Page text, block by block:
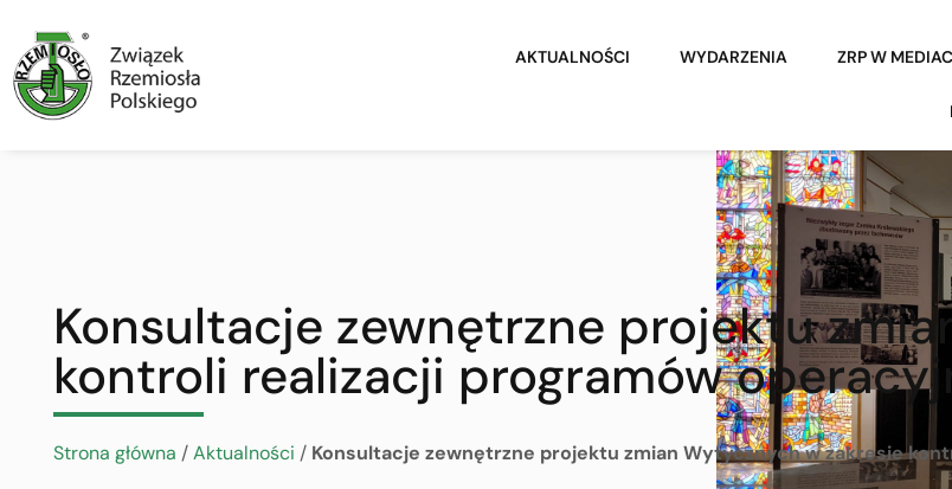
AKTUALNOŚCI WYDARZENIA ZRP W
Konsultacje zewnętrzne projektu
kontroli realizacji programów
Strona główna /Aktualności / Konsultacje zewnętrzne projektu zmian Wytycznych w zakresie